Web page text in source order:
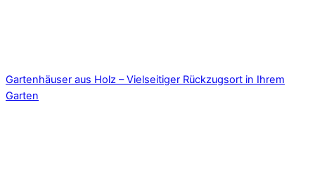
Gartenhäuser aus Holz – Vielseitiger Rückzugsort in Ihrem
Garten